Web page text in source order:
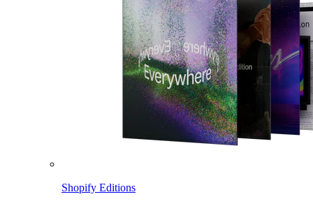
Shopify Editions